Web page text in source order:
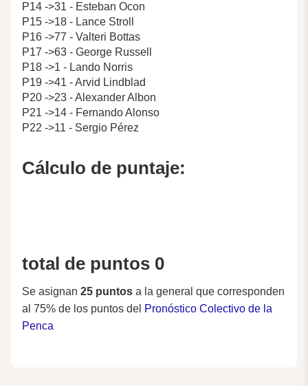
P14 ->31 - Esteban Ocon
P15 ->18 - Lance Stroll
P16 ->77 - Valteri Bottas
P17 ->63 - George Russell
P18 ->1 - Lando Norris
P19 ->41 - Arvid Lindblad
P20 ->23 - Alexander Albon
P21 ->14 - Fernando Alonso
P22 ->11 - Sergio Pérez
Cálculo de puntaje:
total de puntos 0
Se asignan 25 puntos a la general que corresponden
al 75% de los puntos del Pronóstico Colectivo de la
Penca